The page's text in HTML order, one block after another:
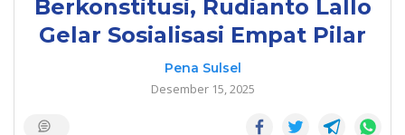
Berkonstitusi, Rudianto Lallo
Gelar Sosialisasi Empat Pilar
Pena Sulsel
Desember 15, 2025